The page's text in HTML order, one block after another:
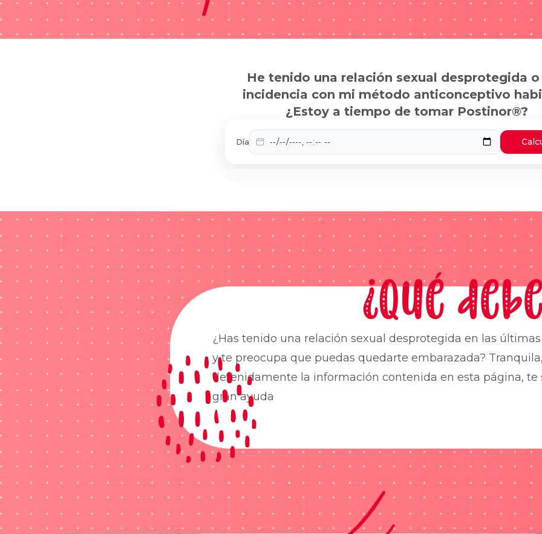
He tenido una relación sexual desprotegida o
incidencia con mi método anticonceptivo
¿Estoy a tiempo de tomar Postinor®?
Día
¿Qué
¿Has tenido una relación sexual desprotegida en las últimas
y te preocupa que puedas quedarte embarazada?
detenidamente la información contenida en esta página, te
gran ayuda